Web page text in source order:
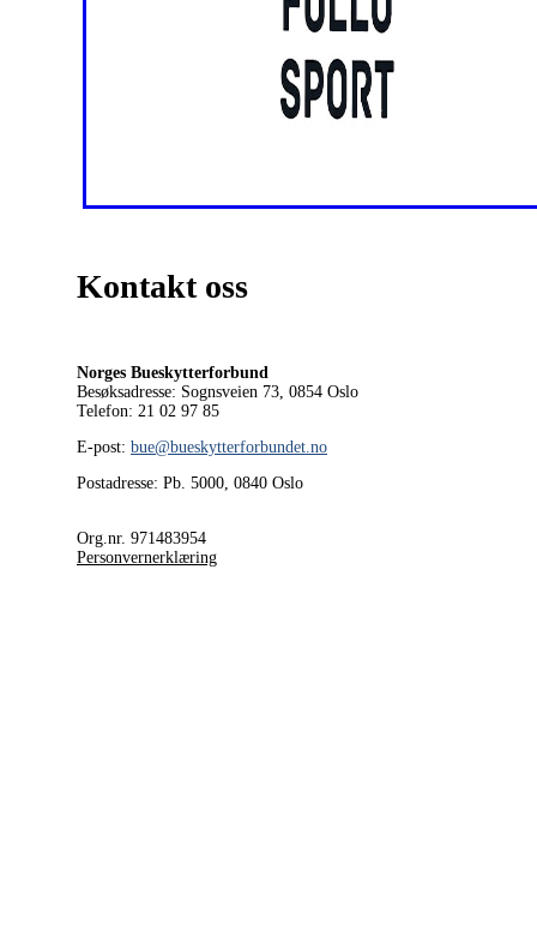
Kontakt oss
Norges Bueskytterforbund
Besøksadresse: Sognsveien 73, 0854 Oslo
Telefon: 21 02 97 85
E-post: bue@bueskytterforbundet.no
Postadresse: Pb. 5000, 0840 Oslo
Org.nr. 971483954
Personvernerklæring